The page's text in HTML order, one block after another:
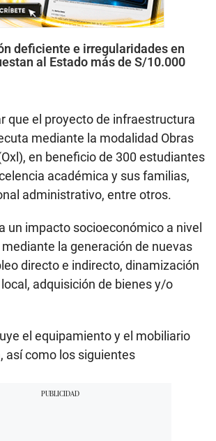
deficiente e irregularidades en
al Estado más de S/10.000
que el proyecto de infraestructura
mediante la modalidad Obras
en beneficio de 300 estudiantes
académica y sus familias,
administrativo, entre otros.
un impacto socioeconómico a nivel
mediante la generación de nuevas
directo e indirecto, dinamización
adquisición de bienes y/o
el equipamiento y el mobiliario
así como los siguientes